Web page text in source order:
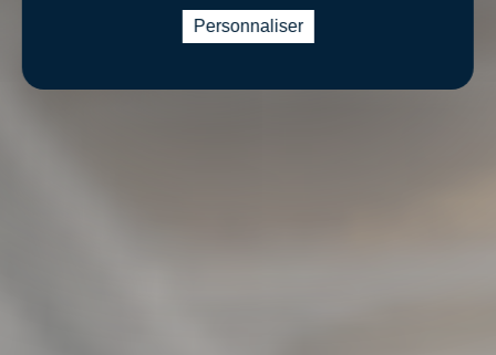
Personnaliser